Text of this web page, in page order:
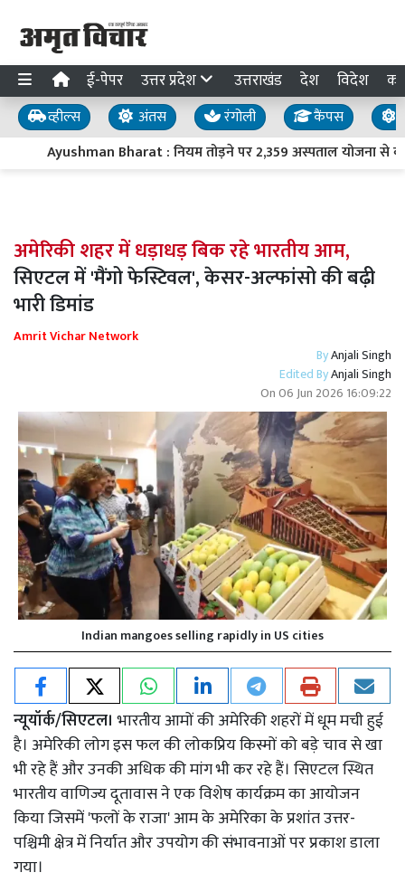
ई-पेपर उत्तर प्रदेश उत्तराखंड देश विदेश
व्हील्स अंतस रंगोली कैंपस
Ayushman Bharat : नियम तोड़ने पर 2,359 अस्पताल योजना से
अमेरिकी शहर में धड़ाधड़ बिक रहे भारतीय आम,
सिएटल में 'मैंगो फेस्टिवल', केसर-अल्फांसो की बढ़ी
भारी डिमांड
Amrit Vichar Network
ByAnjali Singh
Edited ByAnjali Singh
On06 Jun 2026 16:09:22
Indian mangoes selling rapidly in US cities
न्यूयॉर्क/सिएटल।भारतीय आमों की अमेरिकी शहरों में धूम मची हुई
है। अमेरिकी लोग इस फल की लोकप्रिय किस्मों को बड़े चाव से खा
भी रहे हैं और उनकी अधिक की मांग भी कर रहे हैं। सिएटल स्थित
भारतीय वाणिज्य दूतावास ने एक विशेष कार्यक्रम का आयोजन
किया जिसमें 'फलों के राजा' आम के अमेरिका के प्रशांत उत्तर-
पश्चिमी क्षेत्र में निर्यात और उपयोग की संभावनाओं पर प्रकाश डाला
गया।